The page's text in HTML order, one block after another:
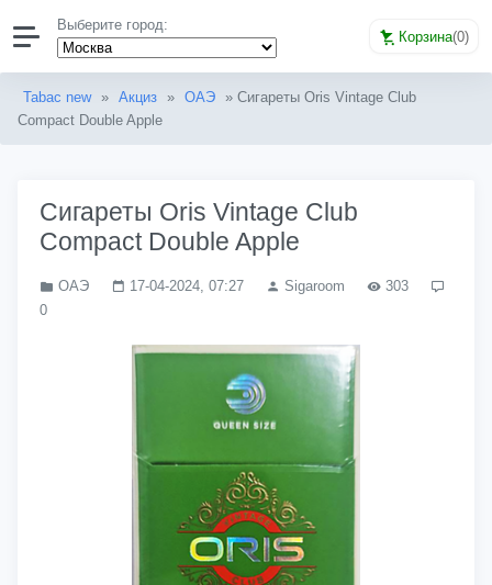
Выберите город:
Корзина(0)
Tabac new » Акциз » ОАЭ » Сигареты Oris Vintage Club
Compact Double Apple
Сигареты Oris Vintage Club
Compact Double Apple
ОАЭ 17-04-2024, 07:27 Sigaroom
303
0